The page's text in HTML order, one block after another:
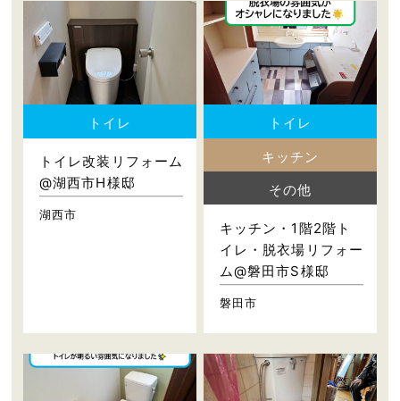
トイレ
トイレ改装リフォーム
@湖西市H様邸
湖西市
トイレ
キッチン
その他
キッチン・1階2階ト
イレ・脱衣場リフォー
ム@磐田市S様邸
磐田市